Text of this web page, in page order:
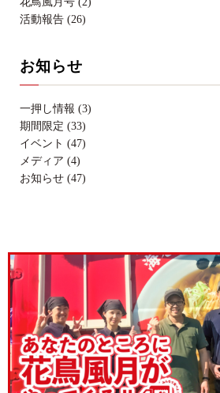
活動報告 (26)
お知らせ
一押し情報 (3)
期間限定 (33)
イベント (47)
メディア (4)
お知らせ (47)